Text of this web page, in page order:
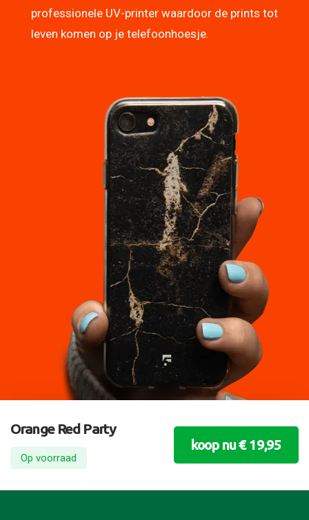
professionele UV-printer waardoor de prints tot
leven komen op je telefoonhoesje.
Orange Red Party
Op voorraad
koop nu € 19,95